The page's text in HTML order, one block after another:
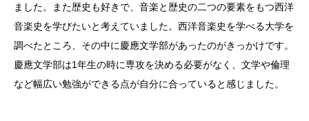
ました。また歴史も好きで、音楽と歴史の二つの要素をもつ西洋
音楽史を学びたいと考えていました。西洋音楽史を学べる大学を
調べたところ、その中に慶應文学部があったのがきっかけです。
慶應文学部は1年生の時に専攻を決める必要がなく、文学や倫理
など幅広い勉強ができる点が自分に合っていると感じました。